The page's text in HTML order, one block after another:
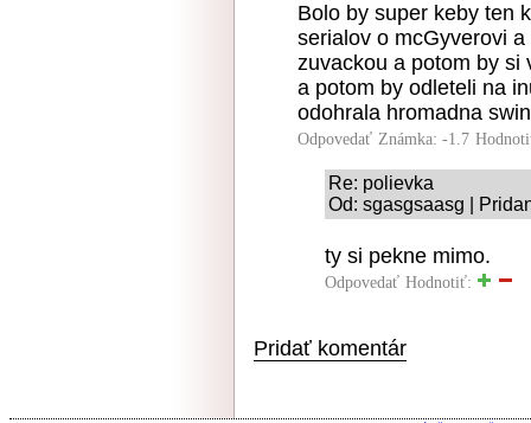
Bolo by super keby ten
serialov o mcGyverovi
zuvackou a potom by si
a potom by odleteli na
odohrala hromadna
Odpovedať Známka: -1.7
Re: polievka
Od: sgasgsaasg |
ty si pekne mimo.
Odpovedať Hodnotiť:
Pridať komentár